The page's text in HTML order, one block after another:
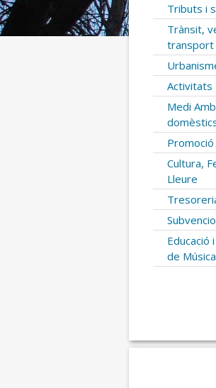
Tributs i
Trànsit,
transport
Activitats
Medi
Cultura,
Lleure
Educació
de Música